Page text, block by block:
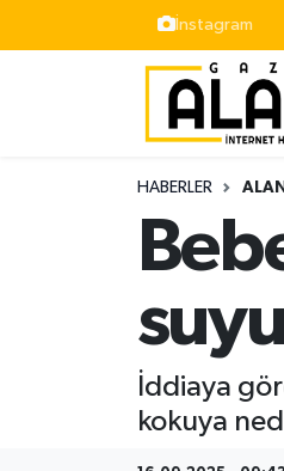
İnstagram
HABERLER
İddiaya
kokuya
İstanbul Nöbetçi
İstanbul Hava Durumu
Süper Lig Puan
Tüm Manşetler
Son Dakika Haberleri